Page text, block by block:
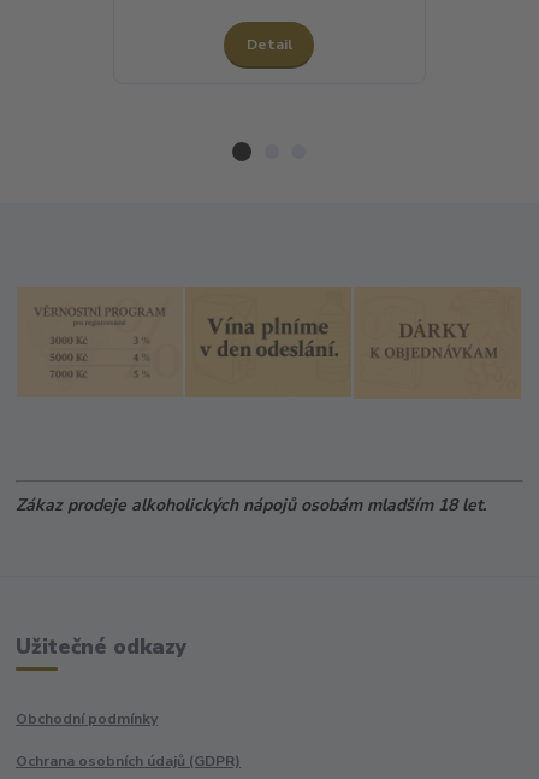
Detail
Zákaz prodeje alkoholických nápojů osobám mladším 18 let.
Užitečné odkazy
Obchodní podmínky
Ochrana osobních údajů (GDPR)